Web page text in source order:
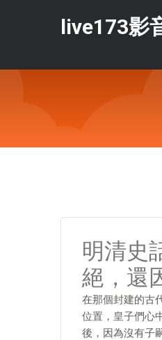
live173影
明清史
絕，還
在那個封建的古
位置，皇子們心
後，因為沒有子